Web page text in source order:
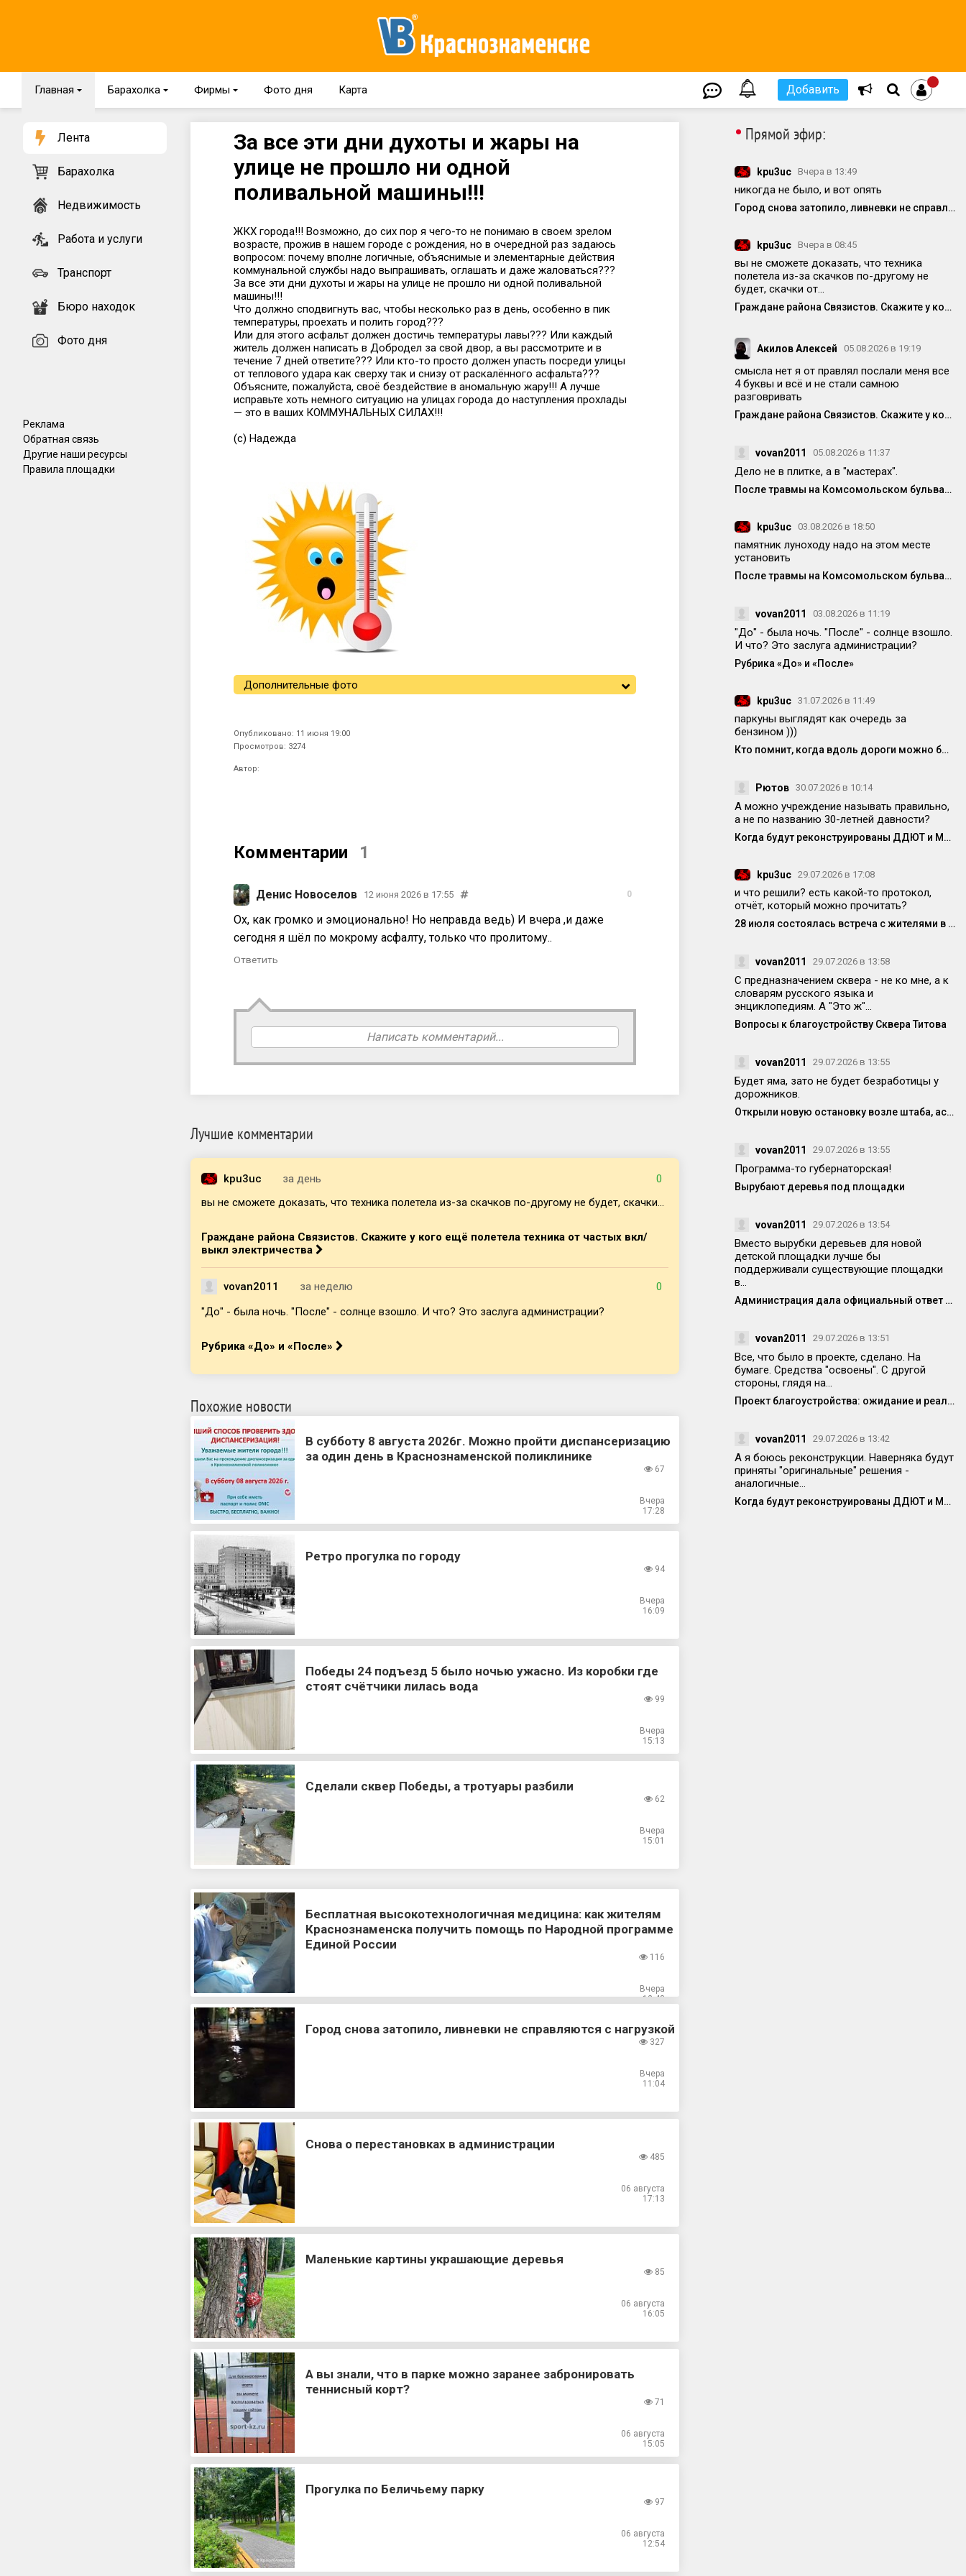
Главная { Барахолка { Фирмы { Фото дня Карта Добавить
Лента
Барахолка
Недвижимость
Работа и услуги
Транспорт
Бюро находок
Фото дня
Реклама
Обратная связь
Другие наши ресурсы
Правила площадки
За все эти дни духоты и жары на
улице не прошло ни одной
поливальной машины!!!
ЖКХ города!!! Возможно, до сих пор я чего-то не понимаю в своем зрелом
возрасте, прожив в нашем городе с рождения, но в очередной раз задаюсь
вопросом: почему вполне логичные, объяснимые и элементарные действия
коммунальной службы надо выпрашивать, оглашать и даже жаловаться???
За все эти дни духоты и жары на улице не прошло ни одной поливальной
машины!!!
Что должно сподвигнуть вас, чтобы несколько раз в день, особенно в пик
температуры, проехать и полить город???
Или для этого асфальт должен достичь температуры лавы??? Или каждый
житель должен написать в Добродел за свой двор, а вы рассмотрите и в
течение 7 дней ответите??? Или кто-то просто должен упасть посреди улицы
от теплового удара как сверху так и снизу от раскалённого асфальта???
Объясните, пожалуйста, своё бездействие в аномальную жару!!! А лучше
исправьте хоть немного ситуацию на улицах города до наступления прохлады
— это в ваших КОММУНАЛЬНЫХ СИЛАХ!!!
(с) Надежда
Дополнительные фото
Опубликовано: 11 июня 19:00
Просмотров: 3274
Автор:
Комментарии 1
Денис Новоселов 12 июня 2026 в 17:55 0
Ох, как громко и эмоционально! Но неправда ведь) И вчера ,и даже
сегодня я шëл по мокрому асфалту, только что пролитому..
Ответить
Написать комментарий...
Лучшие комментарии
kpu3uc за день
0
вы не сможете доказать, что техника полетела из-за скачков по-другому не будет, скачки...
Граждане района Связистов. Скажите у кого ещё полетела техника от частых вкл/
выкл электричества
vovan2011 за неделю
0
"До" - была ночь. "После" - солнце взошло. И что? Это заслуга администрации?
Рубрика «До» и «После»
Похожие новости
В субботу 8 августа 2026г. Можно пройти диспансеризацию
за один день в Краснознаменской поликлинике
67
Вчера
17:28
Ретро прогулка по городу
94
Вчера
16:09
Победы 24 подъезд 5 было ночью ужасно. Из коробки где
стоят счётчики лилась вода
99
Вчера
15:13
Сделали сквер Победы, а тротуары разбили
62
Вчера
15:01
Бесплатная высокотехнологичная медицина: как жителям
Краснознаменска получить помощь по Народной программе
Единой России
116
Вчера
12:48
Город снова затопило, ливневки не справляются с нагрузкой
327
Вчера
11:04
Снова о перестановках в администрации
485
06 августа
17:13
Маленькие картины украшающие деревья
85
06 августа
16:05
А вы знали, что в парке можно заранее забронировать
теннисный корт?
71
06 августа
15:05
Прогулка по Беличьему парку
97
06 августа
12:54
• Прямой эфир:
kpu3uc Вчера в 13:49
никогда не было, и вот опять
Город снова затопило, ливневки не справляются с нагрузкой
kpu3uc Вчера в 08:45
вы не сможете доказать, что техника
полетела из-за скачков по-другому не
будет, скачки от...
Граждане района Связистов. Скажите у кого ещё полетела техника от частых вкл/выкл электричества
Акилов Алексей 05.08.2026 в 19:19
смысла нет я от правлял послали меня все
4 буквы и всё и не стали самною
разговривать
Граждане района Связистов. Скажите у кого ещё полетела техника от частых вкл/выкл электричества
vovan2011 05.08.2026 в 11:37
Дело не в плитке, а в "мастерах".
После травмы на Комсомольском бульваре исправили немного плитку, но она опять вся перекошена
kpu3uc 03.08.2026 в 18:50
памятник луноходу надо на этом месте
установить
После травмы на Комсомольском бульваре исправили немного плитку, но она опять вся перекошена
vovan2011 03.08.2026 в 11:19
"До" - была ночь. "После" - солнце взошло.
И что? Это заслуга администрации?
Рубрика «До» и «После»
kpu3uc 31.07.2026 в 11:49
паркуны выглядят как очередь за
бензином )))
Кто помнит, когда вдоль дороги можно было спокойно припарковаться?
Рютов 30.07.2026 в 10:14
А можно учреждение называть правильно,
а не по названию 30-летней давности?
Когда будут реконструированы ДДЮТ и МЦ?
kpu3uc 29.07.2026 в 17:08
и что решили? есть какой-то протокол,
отчёт, который можно прочитать?
28 июля состоялась встреча с жителями в формате «выездной администрации»
vovan2011 29.07.2026 в 13:58
С предназначением сквера - не ко мне, а к
словарям русского языка и
энциклопедиям. А "Это ж"...
Вопросы к благоустройству Сквера Титова
vovan2011 29.07.2026 в 13:55
Будет яма, зато не будет безработицы у
дорожников.
Открыли новую остановку возле штаба, асфальт уже просел! Кто-то отвечает за качество работ?
vovan2011 29.07.2026 в 13:55
Программа-то губернаторская!
Вырубают деревья под площадки
vovan2011 29.07.2026 в 13:54
Вместо вырубки деревьев для новой
детской площадки лучше бы
поддерживали существующие площадки
в...
Администрация дала официальный ответ по поводу спила деревьев на Победе 14
vovan2011 29.07.2026 в 13:51
Все, что было в проекте, сделано. На
бумаге. Средства "освоены". С другой
стороны, глядя на...
Проект благоустройства: ожидание и реальность
vovan2011 29.07.2026 в 13:42
А я боюсь реконструкции. Наверняка будут
приняты "оригинальные" решения -
аналогичные...
Когда будут реконструированы ДДЮТ и МЦ?